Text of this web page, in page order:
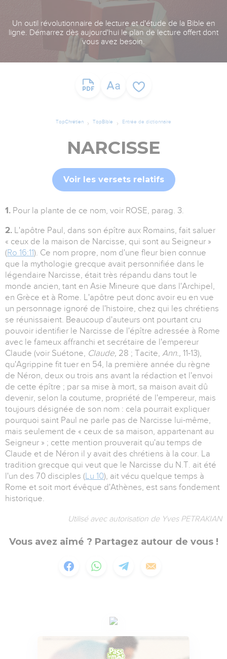
Un outil révolutionnaire de lecture et d'étude de la Bible en
ligne. Démarrez dès aujourd'hui le plan de lecture offert dont
vous avez besoin.
TopChrétien TopBible Entrée de dictionnaire
NARCISSE
Voir les versets relatifs
1. Pour la plante de ce nom, voir ROSE, parag. 3.
2. L'apôtre Paul, dans son épître aux Romains, fait saluer
« ceux de la maison de Narcisse, qui sont au Seigneur »
(Ro 16:11). Ce nom propre, nom d'une fleur bien connue
que la mythologie grecque avait personnifiée dans le
légendaire Narcisse, était très répandu dans tout le
monde ancien, tant en Asie Mineure que dans l'Archipel,
en Grèce et à Rome. L'apôtre peut donc avoir eu en vue
un personnage ignoré de l'histoire, chez qui les chrétiens
se réunissaient. Beaucoup d'auteurs ont pourtant cru
pouvoir identifier le Narcisse de l'épître adressée à Rome
avec le fameux affranchi et secrétaire de l'empereur
Claude (voir Suétone, Claude, 28 ; Tacite, Ann., 11-13),
qu'Agrippine fit tuer en 54, la première année du règne
de Néron, deux ou trois ans avant la rédaction et l'envoi
de cette épître ; par sa mise à mort, sa maison avait dû
devenir, selon la coutume, propriété de l'empereur, mais
toujours désignée de son nom : cela pourrait expliquer
pourquoi saint Paul ne parle pas de Narcisse lui-même,
mais seulement de « ceux de sa maison, appartenant au
Seigneur » ; cette mention prouverait qu'au temps de
Claude et de Néron il y avait des chrétiens à la cour. La
tradition grecque qui veut que le Narcisse du N.T. ait été
l'un des 70 disciples (Lu 10), ait vécu quelque temps à
Rome et soit mort évêque d'Athènes, est sans fondement
historique.
Utilisé avec autorisation de Yves PETRAKIAN
Vous avez aimé ? Partagez autour de vous !